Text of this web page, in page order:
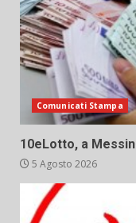
Comunicati Stampa
10eLotto, a
5 Agosto 2026